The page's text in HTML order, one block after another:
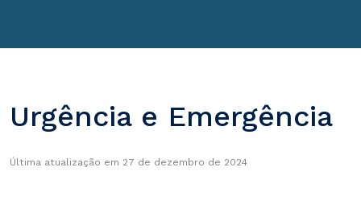
Urgência e Emergência
Última atualização em 27 de dezembro de 2024